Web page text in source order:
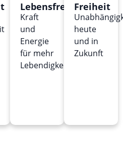
Lebensfreude
Kraft
und
Energie
für mehr
Lebendigkeit
Freiheit
heute
und in
Zukunft